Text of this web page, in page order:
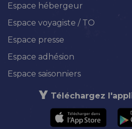
Espace hébergeur
Espace voyagiste / TO
Espace presse
Espace adhésion
Espace saisonniers
Téléchargez